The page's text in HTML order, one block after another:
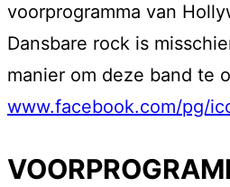
voorprogramma van
Dansbare rock is
manier om deze band te
www.facebook.com/pg/